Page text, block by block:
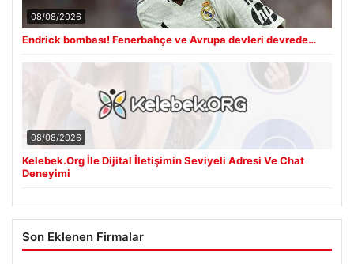
08/08/2026
Endrick bombası! Fenerbahçe ve Avrupa devleri devrede…
08/08/2026
Kelebek.Org İle Dijital İletişimin Seviyeli Adresi Ve Chat
Deneyimi
Son Eklenen Firmalar